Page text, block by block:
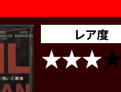
レア度